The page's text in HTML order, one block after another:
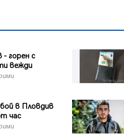
горен с
вежди
в Пловдив
час